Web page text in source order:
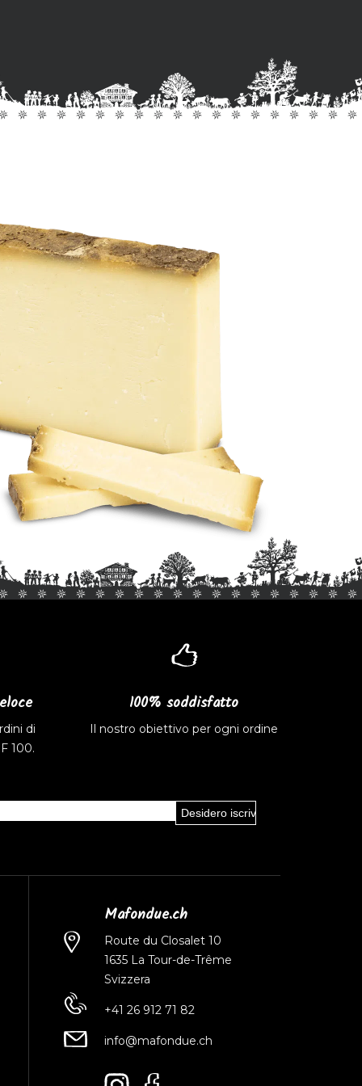
di
100.
100% soddisfatto
Il nostro obiettivo per ogni ordine
Mafondue.ch
Route du Closalet 10
1635 La Tour-de-Trême
Svizzera
+41 26 912 71 82
info@mafondue.ch